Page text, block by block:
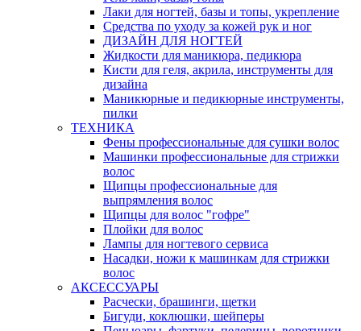
Лаки для ногтей, базы и топы, укрепление
Средства по уходу за кожей рук и ног
ДИЗАЙН ДЛЯ НОГТЕЙ
Жидкости для маникюра, педикюра
Кисти для геля, акрила, инструменты для
дизайна
Маникюрные и педикюрные инструменты,
пилки
ТЕХНИКА
Фены профессиональные для сушки волос
Машинки профессиональные для стрижки
волос
Щипцы профессиональные для
выпрямления волос
Щипцы для волос "гофре"
Плойки для волос
Лампы для ногтевого сервиса
Насадки, ножи к машинкам для стрижки
волос
АКСЕССУАРЫ
Расчески, брашинги, щетки
Бигуди, коклюшки, шейперы